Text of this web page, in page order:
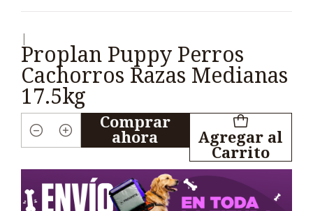
Proplan Puppy Perros
Cachorros Razas Medianas
17.5kg
Cantidad
Agregar al
Carrito
Comprar
ahora